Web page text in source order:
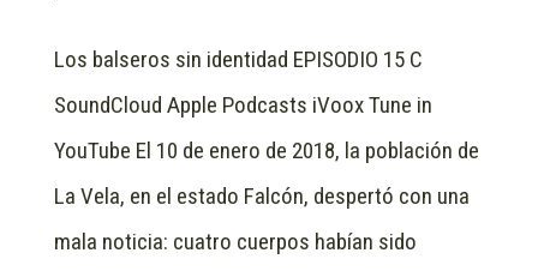
Los balseros sin identidad EPISODIO 15 C
SoundCloud Apple Podcasts iVoox Tune in
YouTube El 10 de enero de 2018, la población de
La Vela, en el estado Falcón, despertó con una
mala noticia: cuatro cuerpos habían sido